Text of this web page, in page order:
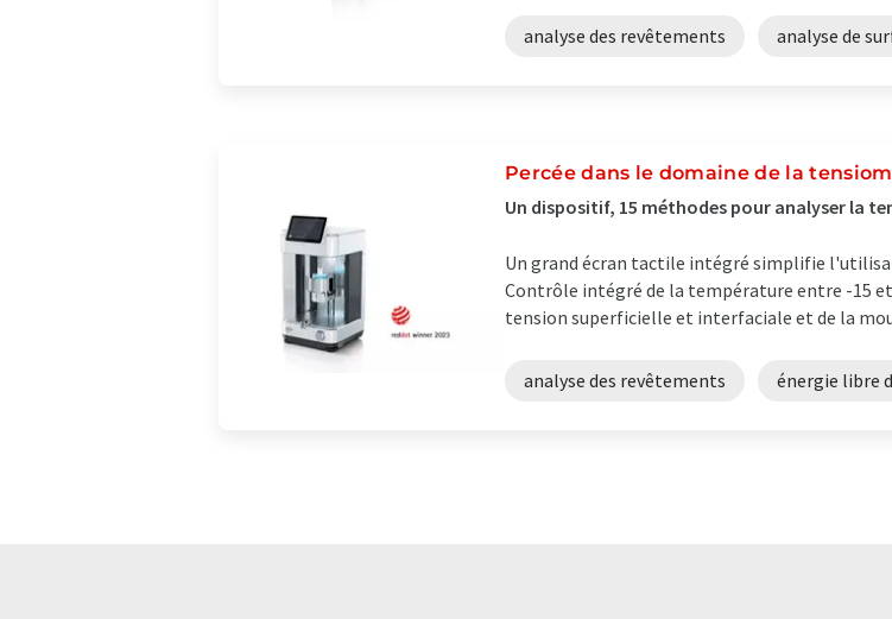
analyse des revêtements analyse de
Percée dans le domaine de la
Un dispositif, 15 méthodes pour analyser la
Un grand écran tactile intégré simplifie
Contrôle intégré de la température entre -15
tension superficielle et interfaciale et de la
analyse des revêtements énergie libre